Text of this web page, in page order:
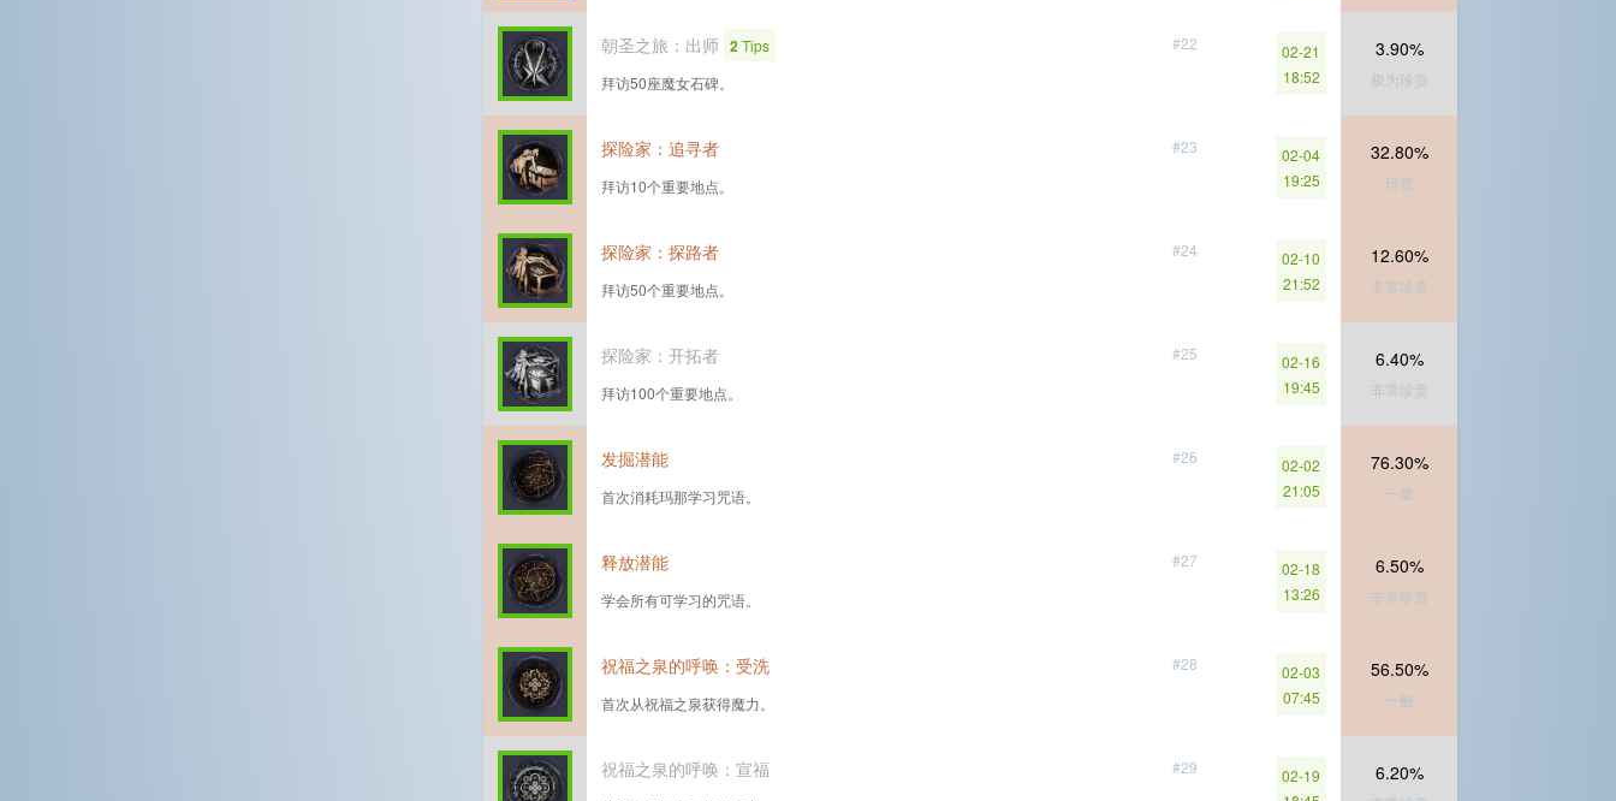
#22
朝圣之旅：出师 2Tips
拜访50座魔女石碑。
02-21
18:52
3.90%
极为珍贵
#23
探险家：追寻者
拜访10个重要地点。
02-04
19:25
32.80%
珍贵
#24
探险家：探路者
拜访50个重要地点。
02-10
21:52
12.60%
非常珍贵
#25
探险家：开拓者
拜访100个重要地点。
02-16
19:45
6.40%
非常珍贵
#26
发掘潜能
首次消耗玛那学习咒语。
02-02
21:05
76.30%
一般
#27
释放潜能
学会所有可学习的咒语。
02-18
13:26
6.50%
非常珍贵
#28
祝福之泉的呼唤：受洗
首次从祝福之泉获得魔力。
02-03
07:45
56.50%
一般
#29
祝福之泉的呼唤：宣福
02-19
6.20%